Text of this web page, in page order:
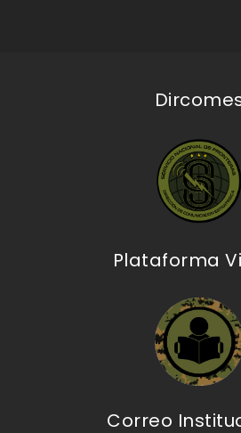
Plataforma
Correo